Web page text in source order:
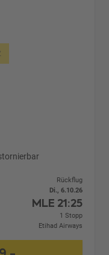
Rückflug
Di., 6.10.26
MLE 21:25
1 Stopp
Etihad Airways